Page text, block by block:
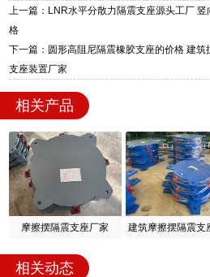
装指导全套服务，厂址衡
上一篇：LNR水平分散力隔震支座源头工厂
格
下一篇：圆形高阻尼隔震橡胶支座的价格 建
支座装置厂家
相关产品
摩擦摆隔震支座厂家 建筑摩擦摆隔震支
相关动态